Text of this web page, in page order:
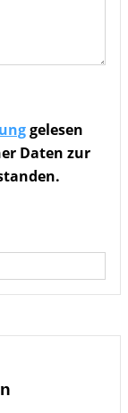
ge­le­sen
Da­ten zur